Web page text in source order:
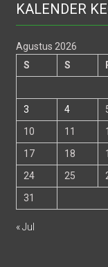
KALENDER
Agustus 2026
S
S
3
4
10
11
17
18
24
25
31
« Jul